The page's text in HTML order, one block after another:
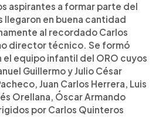
aspirantes a formar parte del
llegaron en buena cantidad
al recordado Carlos
director técnico. Se formó
el equipo infantil del ORO cuyos
Guillermo y Julio César
Juan Carlos Herrera, Luis
Orellana, Óscar Armando
por Carlos Quinteros